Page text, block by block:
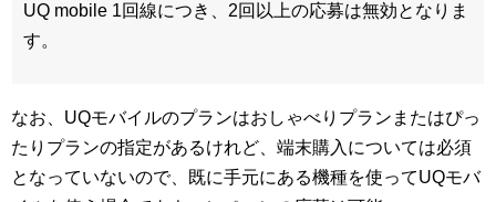
UQ mobile 1回線につき、2回以上の応募は無効となりま
す。
なお、UQモバイルのプランはおしゃべりプランまたはぴっ
たりプランの指定があるけれど、端末購入については必須
となっていないので、既に手元にある機種を使ってUQモバ